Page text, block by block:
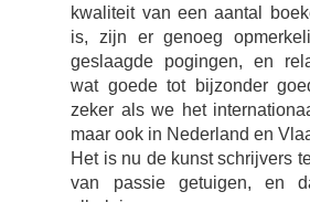
kwaliteit van een aantal
is, zijn er genoeg
geslaagde pogingen, en
wat goede tot bijzonder
zeker als we het
maar ook in Nederland en
Het is nu de kunst schrijvers
van passie getuigen, en